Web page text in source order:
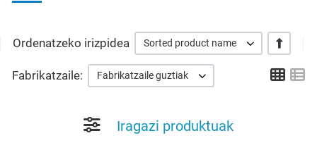
Ordenatzeko irizpidea Sorted product name +/-
Fabrikatzaile: Fabrikatzaile guztiak Grid
Iragazi produktuak